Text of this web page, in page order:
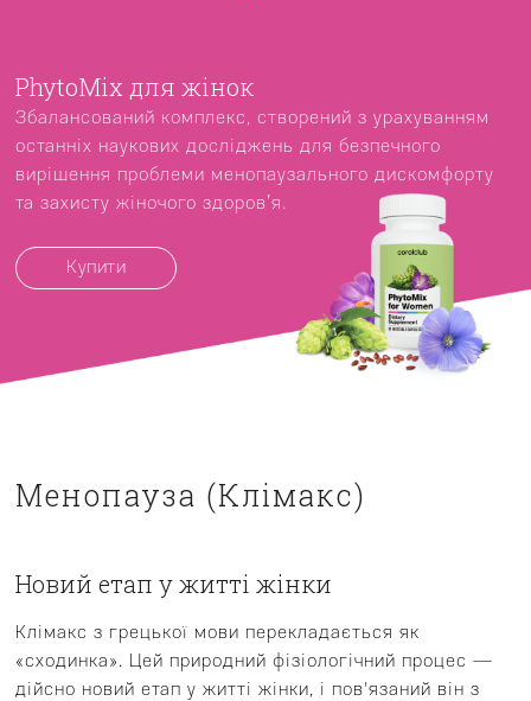
PhytoMix для жінок
Збалансований комплекс, створений з урахуванням
останніх наукових досліджень для безпечного
вирішення проблеми менопаузального дискомфорту
та захисту жіночого здоров’я.
Купити
Менопауза (Клімакс)
Новий етап у житті жінки
Клімакс з грецької мови перекладається як
«сходинка». Цей природний фізіологічний процес —
дійсно новий етап у житті жінки, і пов'язаний він з